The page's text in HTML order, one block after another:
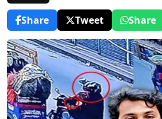
Share
Tweet Share